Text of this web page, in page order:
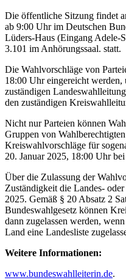
Die öffentliche Sitzung findet
ab 9:00 Uhr im Deutschen
Lüders-Haus (Eingang Adele-
3.101 im Anhörungssaal. statt.
Die Wahlvorschläge von
18:00 Uhr eingereicht werden,
zuständigen
den zuständigen
Nicht nur Parteien können
Gruppen von
Kreiswahlvorschläge für
20. Januar 2025, 18:00 Uhr
Über die Zulassung der
Zuständigkeit die Landes-
2025. Gemäß § 20 Absatz 2
Bundeswahlgesetz können
dann zugelassen werden,
Land eine Landesliste
Weitere Informationen:
www.bundeswahlleiterin.de.